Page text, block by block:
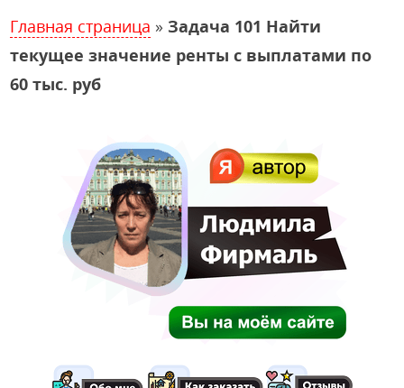
Главная страница » Задача 101 Найти
текущее значение ренты с выплатами по
60 тыс. руб